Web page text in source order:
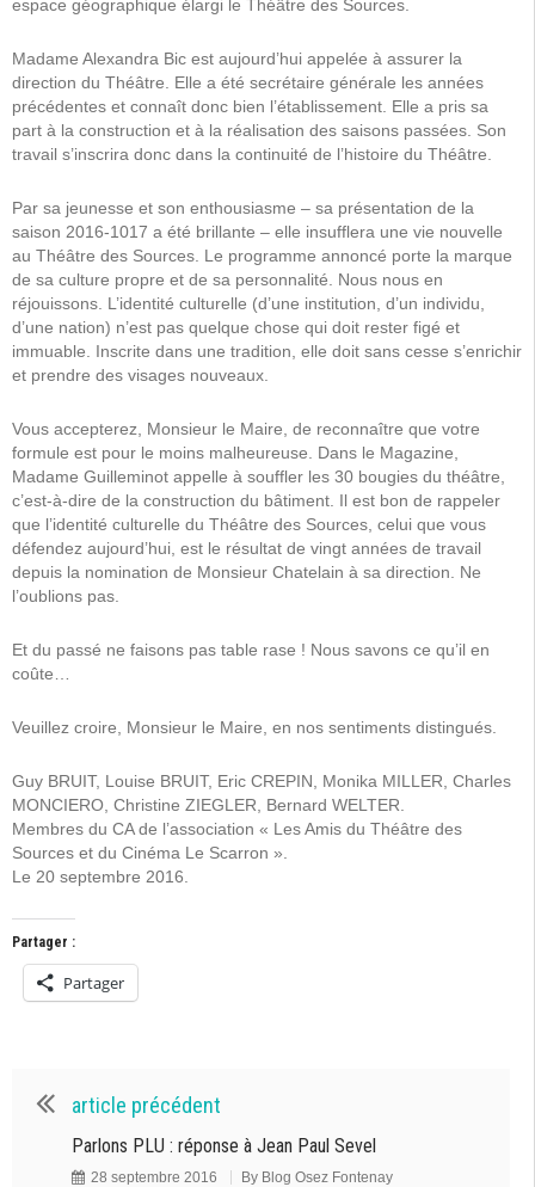
espace géographique élargi le Théâtre des Sources.
Madame Alexandra Bic est aujourd’hui appelée à assurer la
direction du Théâtre. Elle a été secrétaire générale les années
précédentes et connaît donc bien l’établissement. Elle a pris sa
part à la construction et à la réalisation des saisons passées. Son
travail s’inscrira donc dans la continuité de l’histoire du Théâtre.
Par sa jeunesse et son enthousiasme – sa présentation de la
saison 2016-1017 a été brillante – elle insufflera une vie nouvelle
au Théâtre des Sources. Le programme annoncé porte la marque
de sa culture propre et de sa personnalité. Nous nous en
réjouissons. L’identité culturelle (d’une institution, d’un individu,
d’une nation) n’est pas quelque chose qui doit rester figé et
immuable. Inscrite dans une tradition, elle doit sans cesse s’enrichir
et prendre des visages nouveaux.
Vous accepterez, Monsieur le Maire, de reconnaître que votre
formule est pour le moins malheureuse. Dans le Magazine,
Madame Guilleminot appelle à souffler les 30 bougies du théâtre,
c’est-à-dire de la construction du bâtiment. Il est bon de rappeler
que l’identité culturelle du Théâtre des Sources, celui que vous
défendez aujourd’hui, est le résultat de vingt années de travail
depuis la nomination de Monsieur Chatelain à sa direction. Ne
l’oublions pas.
Et du passé ne faisons pas table rase ! Nous savons ce qu’il en
coûte…
Veuillez croire, Monsieur le Maire, en nos sentiments distingués.
Guy BRUIT, Louise BRUIT, Eric CREPIN, Monika MILLER, Charles
MONCIERO, Christine ZIEGLER, Bernard WELTER.
Membres du CA de l’association « Les Amis du Théâtre des
Sources et du Cinéma Le Scarron ».
Le 20 septembre 2016.
Partager :
Partager
article précédent
Parlons PLU : réponse à Jean Paul Sevel
28 septembre 2016 By Blog Osez Fontenay